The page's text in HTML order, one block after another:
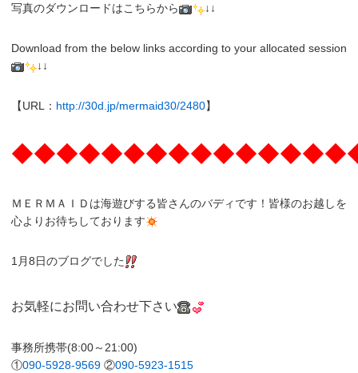
写真のダウンロードはこちらから ↓↓
Download from the below links according to your allocated session
↓↓
【URL： http://30d.jp/mermaid30/2480】
ＭＥＲＭＡＩＤは海遊びする皆さんのバディです！皆様のお越しを
心よりお待ちしております
1月8日のブログでした
お気軽にお問い合わせ下さい
事務所携帯(8:00～21:00)
①090-5928-9569 ②090-5923-1515